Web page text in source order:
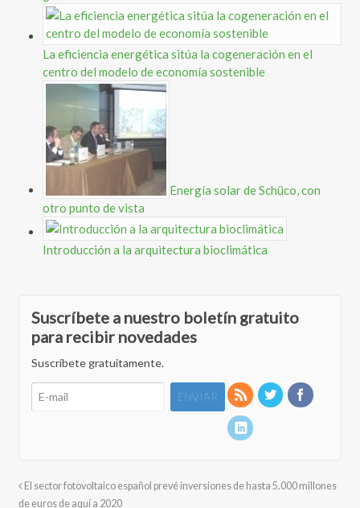
La eficiencia energética sitúa la cogeneración en el
centro del modelo de economía sostenible
Energía solar de Schüco, con
otro punto de vista
Introducción a la arquitectura bioclimática
Suscríbete a nuestro boletín gratuito
para recibir novedades
Suscríbete gratuitamente.
El sector fotovoltaico español prevé inversiones de hasta 5.000 millones
de euros de aquí a 2020